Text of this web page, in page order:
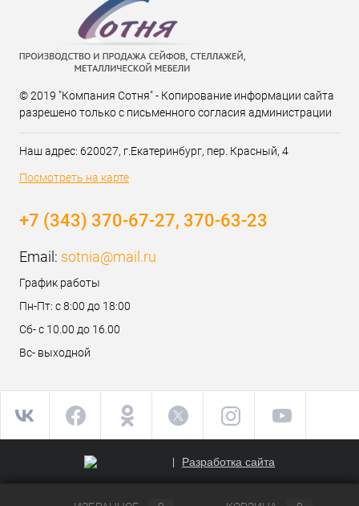
© 2019 "Компания Сотня" - Копирование информации сайта
разрешено только с письменного согласия администрации
Наш адрес: 620027, г.Екатеринбург, пер. Красный, 4
Посмотреть на карте
+7 (343) 370-67-27, 370-63-23
Email: sotnia@mail.ru
График работы
Пн-Пт: с 8:00 до 18:00
Сб- с 10.00 до 16.00
Вс- выходной
Разработка сайта